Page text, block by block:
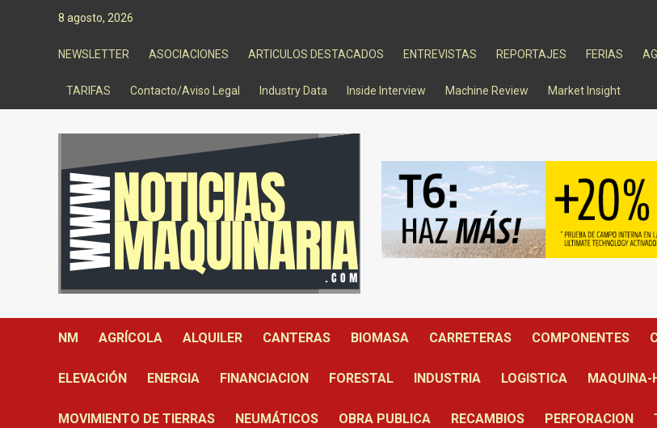
8 agosto, 2026
NEWSLETTER ASOCIACIONES ARTICULOS DESTACADOS ENTREVISTAS REPORTAJES FERIAS
TARIFAS Contacto/Aviso Legal Industry Data Inside Interview Machine Review Market Insight
NM AGRÍCOLA ALQUILER CANTERAS BIOMASA CARRETERAS COMPONENTES
ELEVACIÓN ENERGIA FINANCIACION FORESTAL INDUSTRIA LOGISTICA MAQUINA-
MOVIMIENTO DE TIERRAS NEUMÁTICOS OBRA PUBLICA RECAMBIOS PERFORACION